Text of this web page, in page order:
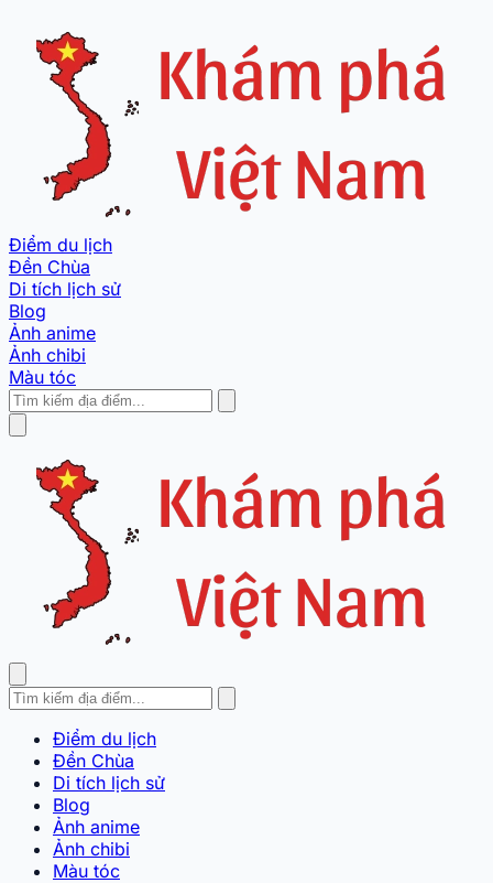
Điểm du lịch
Đền Chùa
Di tích lịch sử
Blog
Ảnh anime
Ảnh chibi
Màu tóc
Điểm du lịch
Đền Chùa
Di tích lịch sử
Blog
Ảnh anime
Ảnh chibi
Màu tóc